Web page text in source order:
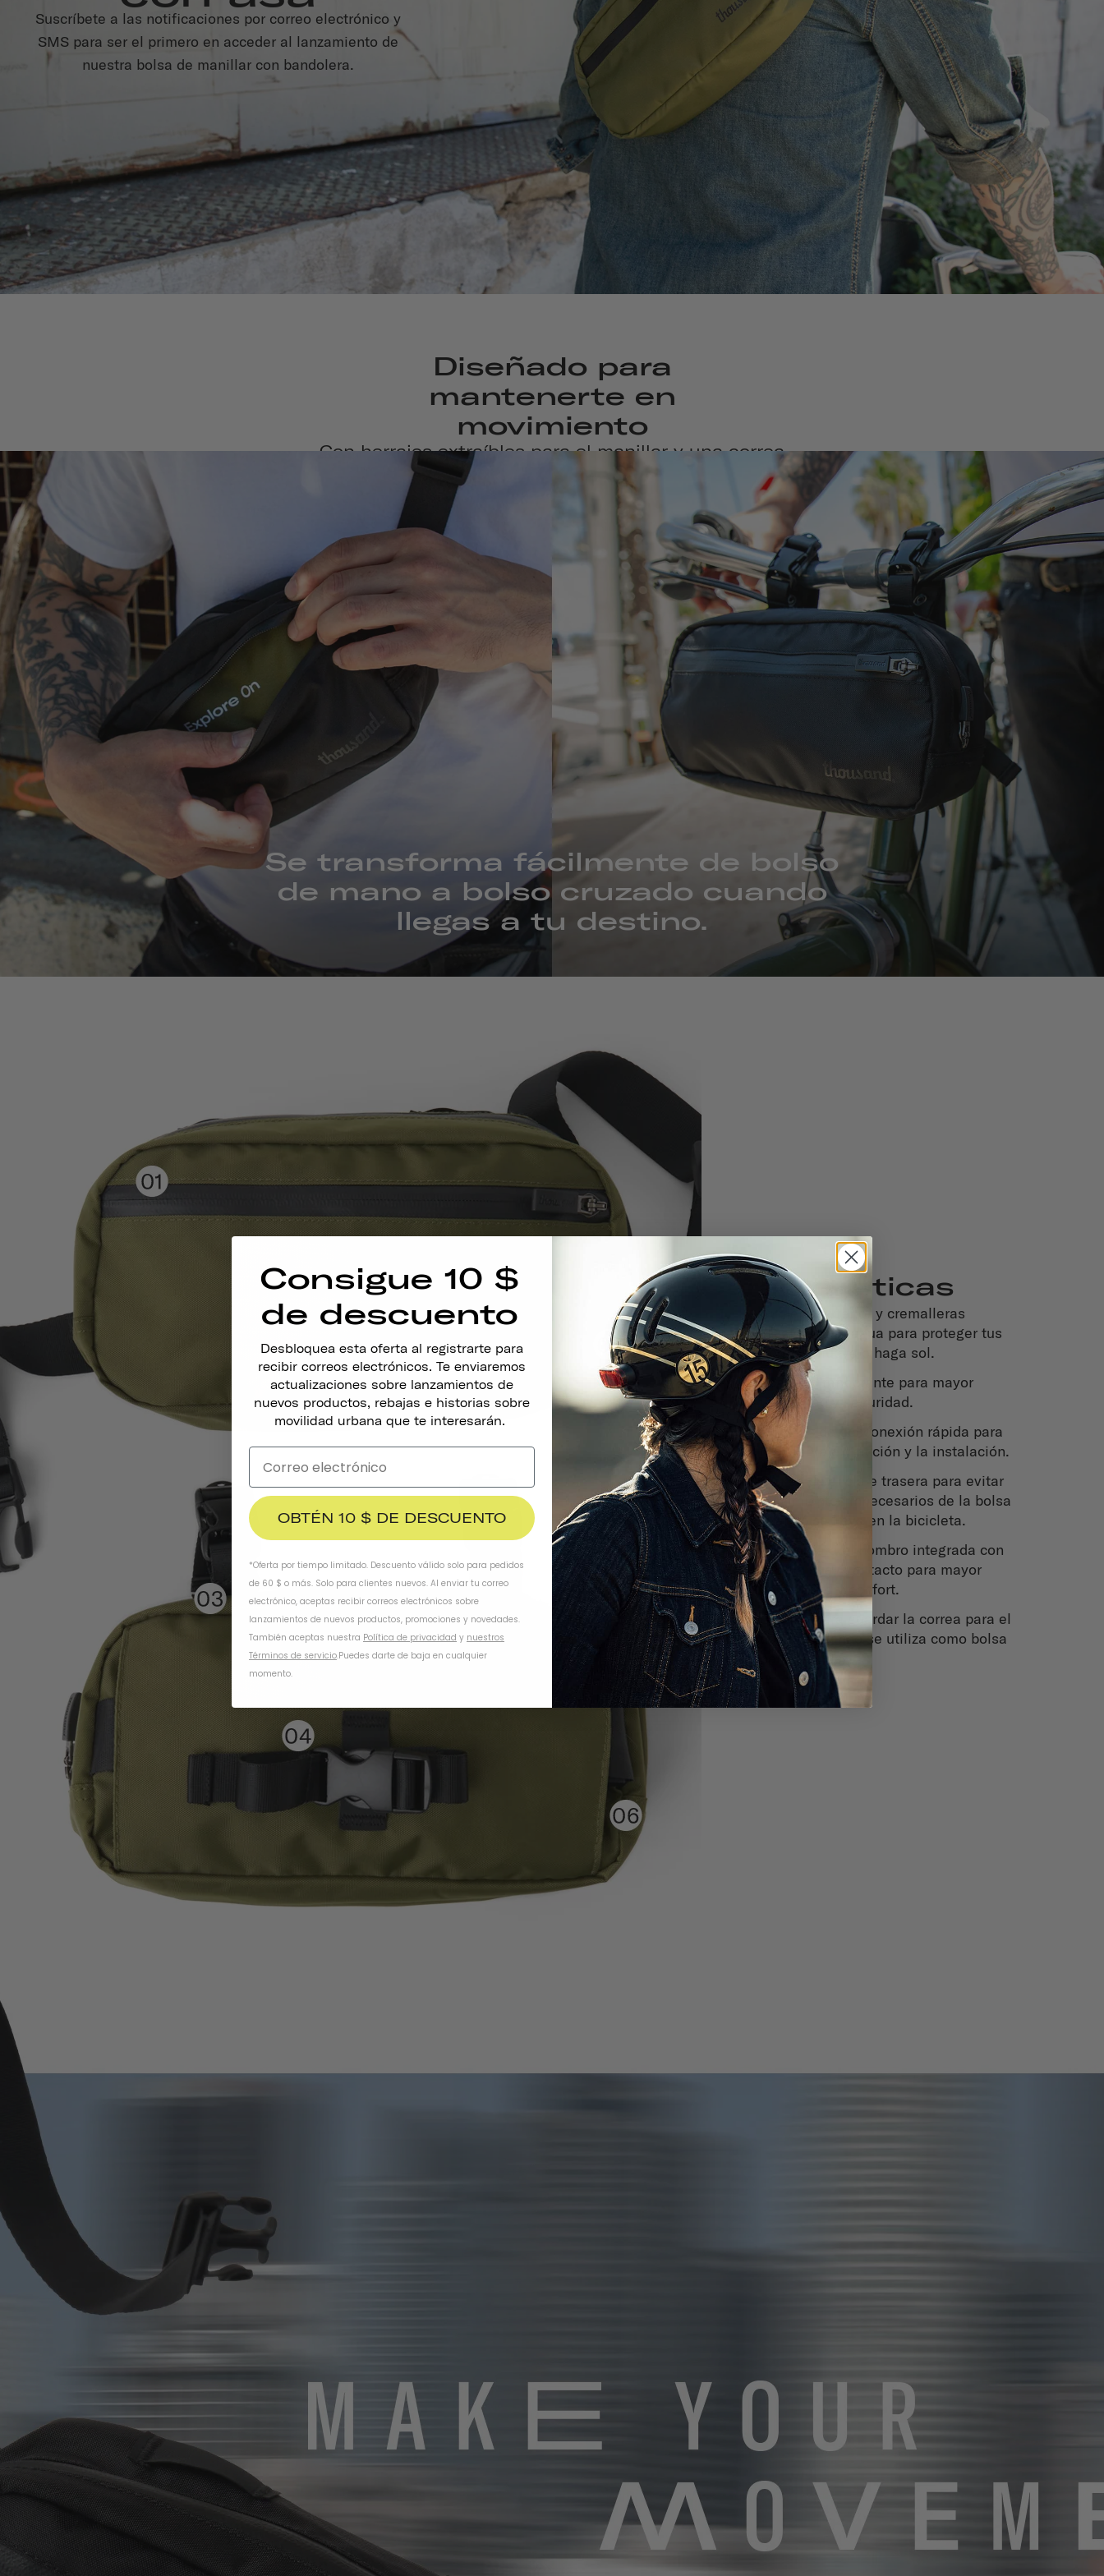
Suscríbete a las notificaciones por correo electrónico y
SMS para ser el primero en acceder al lanzamiento de
nuestra bolsa de manillar con bandolera.
Diseñado para
mantenerte en
movimiento
Con herrajes extraíbles para el manillar y una correa
cruzada integrada, esta bolsa repelente al agua está
diseñada para ser versátil desde el viaje hasta el destino.
Se transforma fácilmente de bolso
de mano a bolso cruzado cuando
llegas a tu destino.
Características
Cubierta exterior y cremalleras
repelentes al agua para proteger tus
objetos, llueva o haga sol.
Logotipo reflectante para mayor
visibilidad y seguridad.
Hebillas de desconexión rápida para
facilitar la extracción y la instalación.
Correa de anclaje trasera para evitar
movimientos innecesarios de la bolsa
cuando se lleva en la bicicleta.
Correa para el hombro integrada con
hebilla suave al tacto para mayor
comodidad y confort.
Bolsillo para guardar la correa para el
hombro cuando se utiliza como bolsa
para manillar.
Consigue 10 $
de descuento
Desbloquea esta oferta al registrarte para
recibir correos electrónicos. Te enviaremos
actualizaciones sobre lanzamientos de
nuevos productos, rebajas e historias sobre
movilidad urbana que te interesarán.
OBTÉN 10 $ DE DESCUENTO
*Oferta por tiempo limitado. Descuento válido solo para pedidos
de 60 $ o más. Solo para clientes nuevos. Al enviar tu correo
electrónico, aceptas recibir correos electrónicos sobre
lanzamientos de nuevos productos, promociones y novedades.
También aceptas nuestra Política de privacidad y nuestros
Términos de servicio.Puedes darte de baja en cualquier
momento.